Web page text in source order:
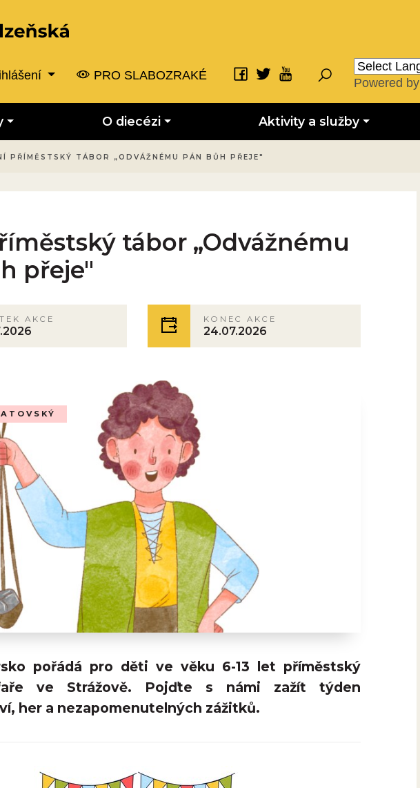
PRO SLABOZRAKÉ
Powered by
O diecézi Aktivity a služby
PŘÍMĚSTSKÝ TÁBOR „ODVÁŽNÉMU PÁN BŮH PŘEJE"
tábor „Odvážnému
přeje"
AKCE KONEC AKCE
24.07.2026
pořádá pro děti ve věku 6-13 let příměstský
ve Strážově. Pojďte s námi zažít týden
her a nezapomenutelných zážitků.